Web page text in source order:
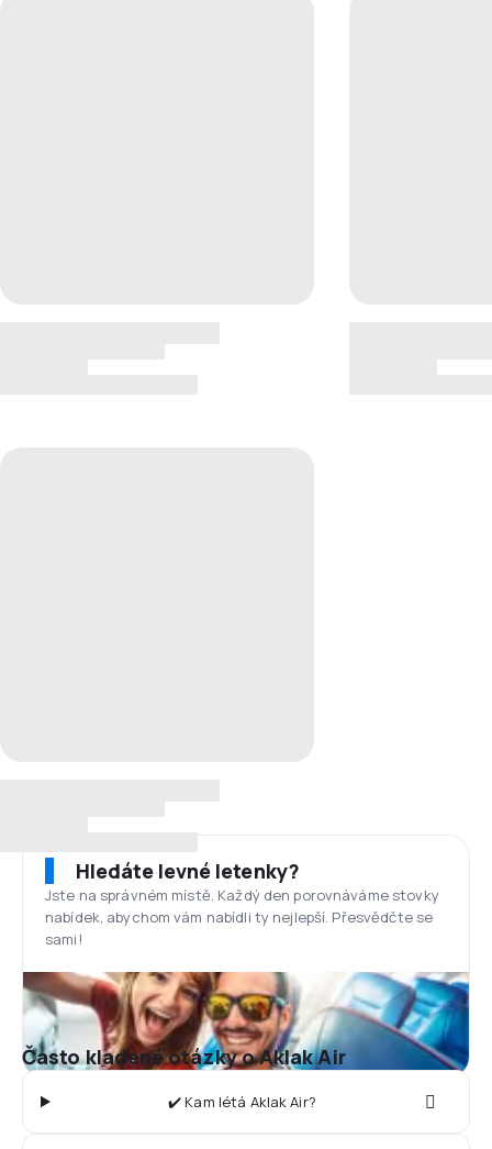
Hledáte levné letenky?
Jste na správném místě. Každý den porovnáváme stovky
nabídek, abychom vám nabídli ty nejlepší. Přesvědčte se
sami!
Často kladené otázky o Aklak Air
✔️ Kam létá Aklak Air?